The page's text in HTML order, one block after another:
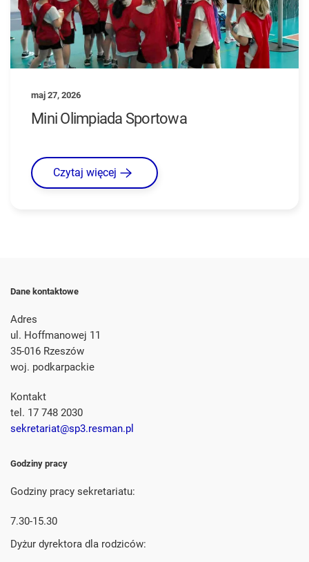
maj 27, 2026
Mini Olimpiada Sportowa
Czytaj więcej
Dane kontaktowe
Adres
ul. Hoffmanowej 11
35-016 Rzeszów
woj. podkarpackie
Kontakt
tel. 17 748 2030
sekretariat@sp3.resman.pl
Godziny pracy
Godziny pracy sekretariatu:
7.30-15.30
Dyżur dyrektora dla rodziców: